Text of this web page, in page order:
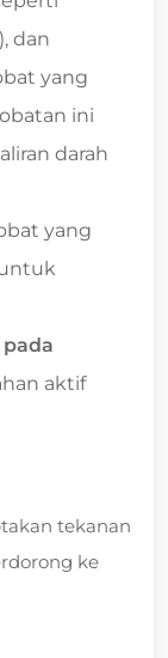
dan
yang
ini
darah
yang
aktif
tekanan
ke